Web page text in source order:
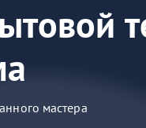
мастера